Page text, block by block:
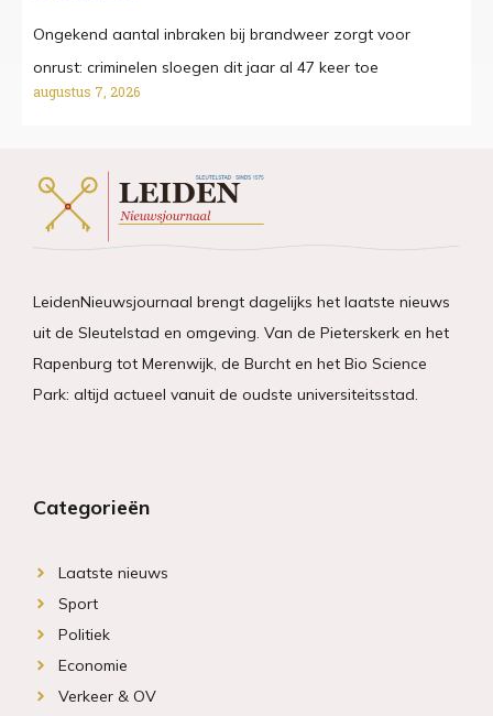
Ongekend aantal inbraken bij brandweer zorgt voor
onrust: criminelen sloegen dit jaar al 47 keer toe
augustus 7, 2026
LeidenNieuwsjournaal brengt dagelijks het laatste nieuws
uit de Sleutelstad en omgeving. Van de Pieterskerk en het
Rapenburg tot Merenwijk, de Burcht en het Bio Science
Park: altijd actueel vanuit de oudste universiteitsstad.
Categorieën
Laatste nieuws
Sport
Politiek
Economie
Verkeer & OV